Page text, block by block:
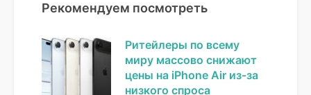
Рекомендуем посмотреть
Ритейлеры по всему
миру массово снижают
цены на iPhone Air из-за
низкого спроса